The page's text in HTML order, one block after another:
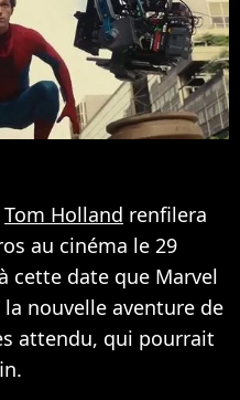
Tom Holland renfilera
au cinéma le 29
cette date que Marvel
la nouvelle aventure de
attendu, qui pourrait